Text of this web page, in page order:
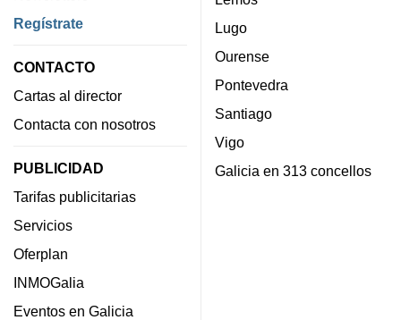
Regístrate
CONTACTO
Cartas al director
Contacta con nosotros
PUBLICIDAD
Tarifas publicitarias
Servicios
Oferplan
INMOGalia
Eventos en Galicia
Lugo
Ourense
Pontevedra
Santiago
Vigo
Galicia en 313 concellos